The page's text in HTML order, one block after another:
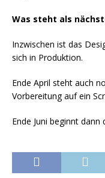
Was steht als
Inzwischen ist das
sich in Produktion.
Ende April steht auch
Vorbereitung auf ein
Ende Juni beginnt